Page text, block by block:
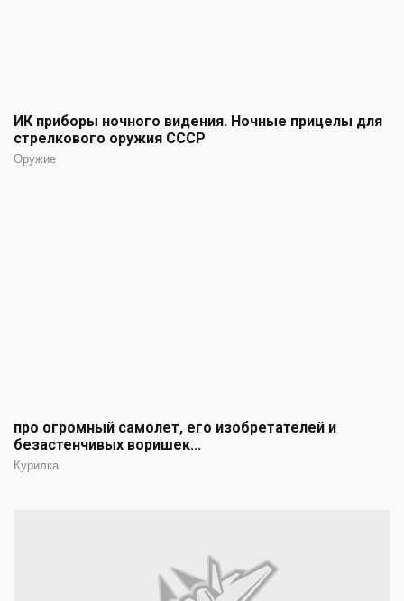
ИК приборы ночного видения. Ночные прицелы для
стрелкового оружия СССР
Оружие
про огромный самолет, его изобретателей и
безастенчивых воришек...
Курилка